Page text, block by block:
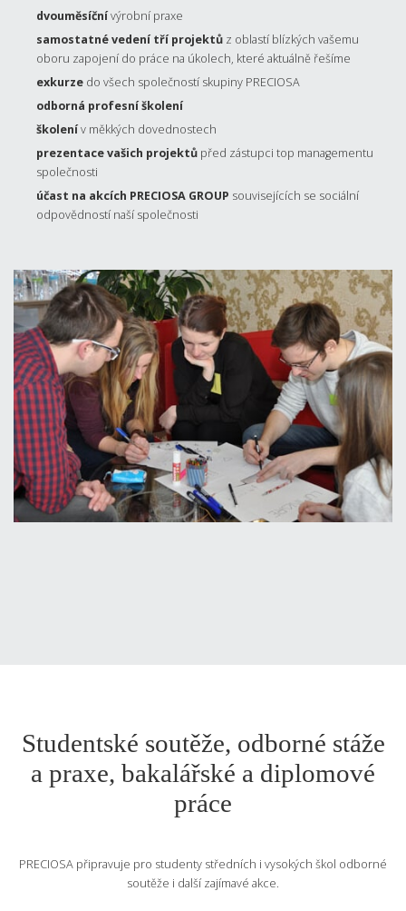
dvouměsíčnívýrobní praxe
samostatné vedení tří projektů z oblastí blízkých vašemu
oboru zapojení do práce na úkolech, které aktuálně řešíme
exkurze do všech společností skupiny PRECIOSA
odborná profesní školení
školenív měkkých dovednostech
prezentace vašich projektů před zástupci top managementu
společnosti
účast na akcích PRECIOSA GROUP souvisejících se sociální
odpovědností naší společnosti
Studentské soutěže, odborné stáže
a praxe, bakalářské a diplomové
práce
PRECIOSA připravuje pro studenty středních i vysokých škol odborné
soutěže i další zajímavé akce.